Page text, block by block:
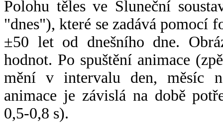
Polohu těles ve Sluneční
"dnes"), které se zadává pomocí
±50 let od dnešního dne.
hodnot. Po spuštění animace
mění v intervalu den, měsíc
animace je závislá na době
0,5-0,8 s).